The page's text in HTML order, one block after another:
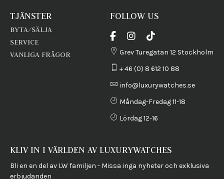
TJÄNSTER
BYTA/SÄLJA
SERVICE
VANLIGA FRÅGOR
FOLLOW US
Grev Turegatan 12 Stockholm
+ 46 (0) 8 612 10 88
info@luxurywatches.se
Måndag-Fredag 11-18
Lördag 12-16
KLIV IN I VÄRLDEN AV LUXURYWATCHES
Bli en en del av LW familjen - Missa inga nyheter och exklusiva
erbjudanden